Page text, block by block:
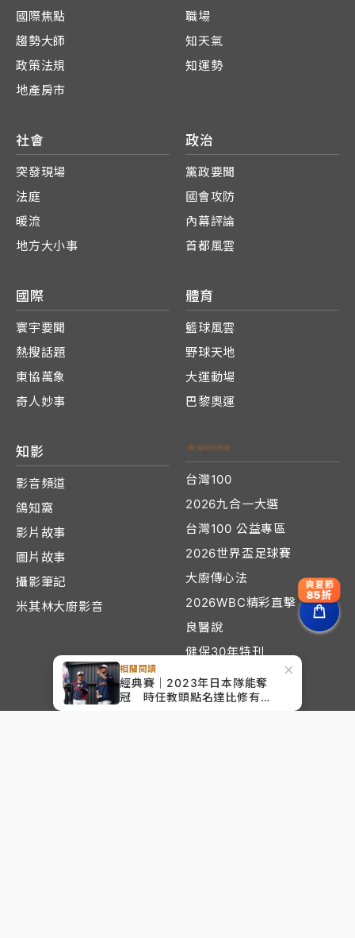
×
相關閱讀
經典賽｜2023年日本隊能奪
冠 時任教頭點名達比修有是
國際焦點
趨勢大師
政策法規
地產房市
職場
知天氣
知運勢
社會
突發現場
法庭
暖流
地方大小事
政治
黨政要聞
國會攻防
內幕評論
首都風雲
國際
寰宇要聞
熱搜話題
東協萬象
奇人妙事
體育
籃球風雲
野球天地
大運動場
巴黎奧運
知影
影音頻道
鴿知窩
影片故事
圖片故事
攝影筆記
米其林大廚影音
台灣100
2026九合一大選
台灣100 公益專區
2026世界盃足球賽
大廚傳心法
2026WBC精彩直擊
良醫說
健保30年特刊
美樂蒂帶你玩
頭家有事嗎
爽夏節
85折